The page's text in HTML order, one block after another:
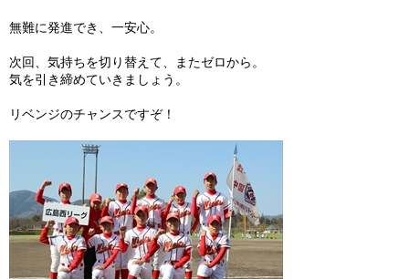
無難に発進でき、一安心。
次回、気持ちを切り替えて、またゼロから。
気を引き締めていきましょう。
リベンジのチャンスですぞ！